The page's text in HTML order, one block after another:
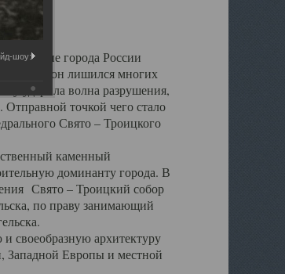
города России
которых он лишился многих
ударила волна разрушения,
точкой чего стало
Свято – Троицкого
каменный
доминанту города. В
Свято – Троицкий собор
по праву занимающий
своеобразную архитектуру
Западной Европы и местной
шоу: